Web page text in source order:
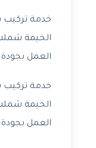
خدمة
الخيمة
العمل
خدمة
الخيمة
العمل